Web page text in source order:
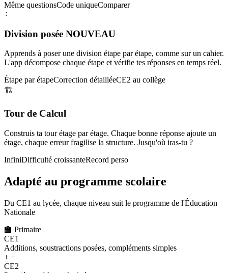
Même questionsCode uniqueComparer
÷
Division posée NOUVEAU
Apprends à poser une division étape par étape, comme sur un cahier.
L'app décompose chaque étape et vérifie tes réponses en temps réel.
Étape par étapeCorrection détailléeCE2 au collège
🏗️
Tour de Calcul
Construis ta tour étage par étage. Chaque bonne réponse ajoute un
étage, chaque erreur fragilise la structure. Jusqu'où iras-tu ?
InfiniDifficulté croissanteRecord perso
Adapté au programme scolaire
Du CE1 au lycée, chaque niveau suit le programme de l'Éducation
Nationale
🏫 Primaire
CE1
Additions, soustractions posées, compléments simples
+ −
CE2